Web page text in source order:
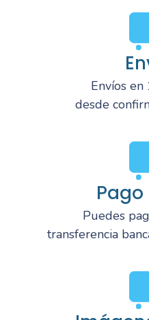
Envíos
desde
Puedes
transferencia